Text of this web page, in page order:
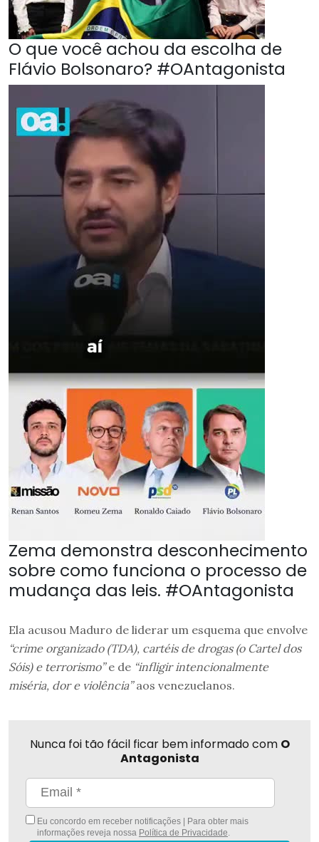
O que você achou da escolha de
Flávio Bolsonaro? #OAntagonista
Zema demonstra desconhecimento
sobre como funciona o processo de
mudança das leis. #OAntagonista
Ela acusou Maduro de liderar um esquema que envolve
“crime organizado (TDA), cartéis de drogas (o Cartel dos
Sóis) e terrorismo”e de “infligir intencionalmente
miséria, dor e violência”aos venezuelanos.
Nunca foi tão fácil ficar bem informado com O
Antagonista
Eu concordo em receber notificações | Para obter mais
informações reveja nossa Política de Privacidade.